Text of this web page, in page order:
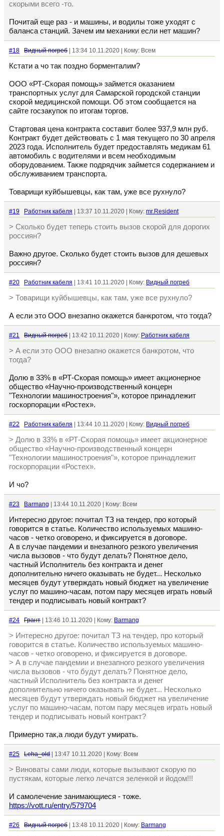
скорыми всего -то.
Почитай еще раз - и машины, и водилы тоже уходят с
баланса станций. Зачем им механики если нет машин?
#18 Видный погреб | 13:34 10.11.2020 | Кому: Всем
Кстати а чо так поздно борменталим?
ООО «РТ-Скорая помощь» займется оказанием
транспортных услуг для Самарской городской станции
скорой медицинской помощи. Об этом сообщается на
сайте госзакупок по итогам торгов.
Стартовая цена контракта составит более 937,9 млн руб.
Контракт будет действовать с 1 мая текущего по 30 апреля
2023 года. Исполнитель будет предоставлять медикам 61
автомобиль с водителями и всем необходимым
оборудованием. Также подрядчик займется содержанием и
обслуживанием транспорта.
Товарищи куйбышевцы, как там, уже все рухнуло?
#19 Работник кабеля | 13:37 10.11.2020 | Кому: mr.Resident
> Сколько будет теперь стоить вызов скорой для дорогих
россиян?
Важно другое. Сколько будет стоить вызов для дешевых
россиян?
#20 Работник кабеля | 13:41 10.11.2020 | Кому: Видный погреб
> Товарищи куйбышевцы, как там, уже все рухнуло?
А если это ООО внезапно окажется банкротом, что тогда?
#21 Видный погреб | 13:42 10.11.2020 | Кому: Работник кабеля
> А если это ООО внезапно окажется банкротом, что
тогда?
Долю в 33% в «РТ-Скорая помощь» имеет акционерное
общество «Научно-производственный концерн
"Технологии машиностроения"», которое принадлежит
госкорпорации «Ростех».
#22 Работник кабеля | 13:44 10.11.2020 | Кому: Видный погреб
> Долю в 33% в «РТ-Скорая помощь» имеет акционерное
общество «Научно-производственный концерн
"Технологии машиностроения"», которое принадлежит
госкорпорации «Ростех».
И чо?
#23 Barmang | 13:44 10.11.2020 | Кому: Всем
Интересно другое: почитал ТЗ на тендер, про который
говорится в статье. Количество используемых машино-
часов - четко оговорено, и фиксируется в договоре.
А в случае пандемии и внезапного резкого увеличения
числа вызовов - что будут делать? Понятное дело,
частный Исполнитель без контракта и денег
дополнительно ничего оказывать не будет... Несколько
месяцев будут утверждать новый бюджет на увеличение
услуг по машино-часам, потом пару месяцев играть новый
тендер и подписывать новый контракт?
#24 Грант | 13:46 10.11.2020 | Кому: Barmang
> Интересно другое: почитал ТЗ на тендер, про который
говорится в статье. Количество используемых машино-
часов - четко оговорено, и фиксируется в договоре.
> А в случае пандемии и внезапного резкого увеличения
числа вызовов - что будут делать? Понятное дело,
частный Исполнитель без контракта и денег
дополнительно ничего оказывать не будет... Несколько
месяцев будут утверждать новый бюджет на увеличение
услуг по машино-часам, потом пару месяцев играть новый
тендер и подписывать новый контракт?
Примерно так,а люди будут умирать.
#25 Leha_old | 13:47 10.11.2020 | Кому: Всем
> Виноваты сами люди, которые вызывают скорую по
пустякам, которые легко лечатся зеленкой и йодом!!!
И самолечение занимающиеся - тоже.
https://vott.ru/entry/579704
#26 Видный погреб | 13:48 10.11.2020 | Кому: Barmang